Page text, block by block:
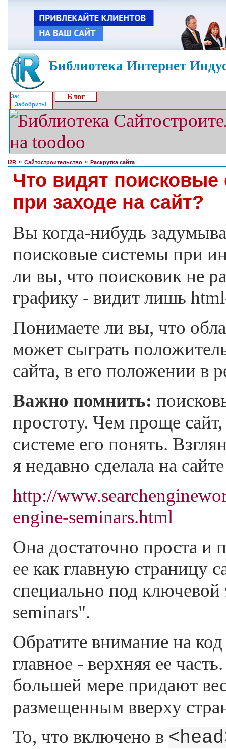
Библиотека Интернет
Забобрить!
Блог
I2R » Сайтостроительство » Раскрутка сайта
Что видят
при заходе на сайт?
Вы когда-нибудь
поисковые системы при
ли вы, что поисковик не
графику - видит лишь
Понимаете ли вы, что
может сыграть
сайта, в его положении в
Важно помнить:
простоту. Чем проще
системе его понять.
я недавно сделала на
http://
engine-seminars.html
Она достаточно проста и
ее как главную страницу
специально под ключевой
seminars".
Обратите внимание на
главное - верхняя ее
большей мере придают
размещенным вверху
То, что включено в